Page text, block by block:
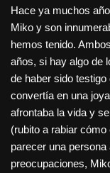
Hace ya muchos
Miko y son
hemos tenido.
años, si hay algo de
de haber sido
convertía en una
afrontaba la vida y
(rubito a rabiar
parecer una
preocupaciones,